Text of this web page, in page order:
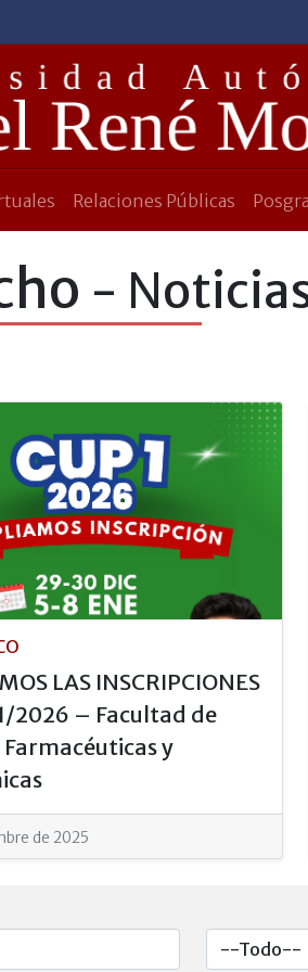
Relaciones Públicas
-
LAS INSCRIPCIONES
2026 – Facultad de
Farmacéuticas y
de 2025